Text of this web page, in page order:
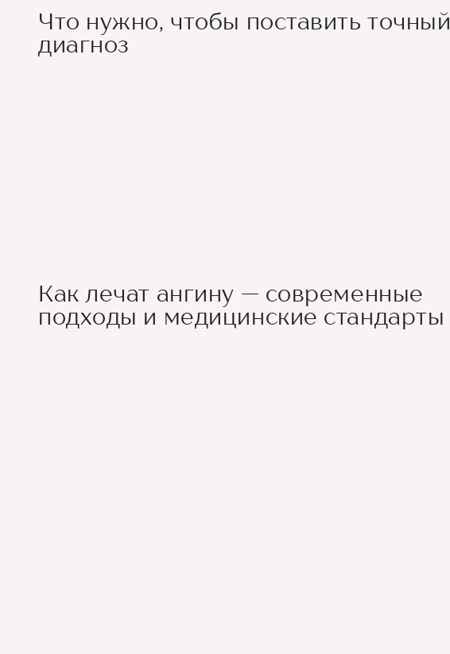
Что нужно, чтобы поставить точный
диагноз
Как лечат ангину — современные
подходы и медицинские стандарты